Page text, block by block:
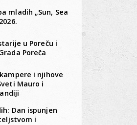
mladih „Sun, Sea
u Poreču i
Poreča
i njihove
Mauro i
Dan ispunjen
i